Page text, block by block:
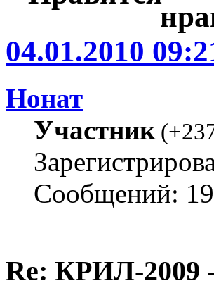
04.01.2010
Нонат
Участник(
Сообщений:
Re: КРИЛ-2009